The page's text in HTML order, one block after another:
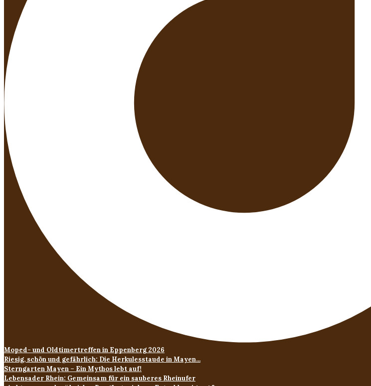
Moped- und Oldtimertreffen in Eppenberg 2026
Riesig, schön und gefährlich: Die Herkulesstaude in Mayen...
Sterngarten Mayen – Ein Mythos lebt auf!
Lebensader Rhein: Gemeinsam für ein sauberes Rheinufer